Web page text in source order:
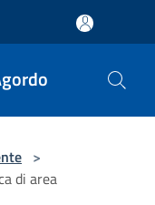
>
di area